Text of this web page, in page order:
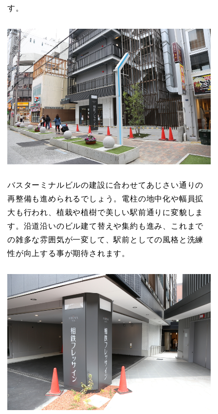
す。
バスターミナルビルの建設に合わせてあじさい通りの
再整備も進められるでしょう。電柱の地中化や幅員拡
大も行われ、植栽や植樹で美しい駅前通りに変貌しま
す。沿道沿いのビル建て替えや集約も進み、これまで
の雑多な雰囲気が一変して、駅前としての風格と洗練
性が向上する事が期待されます。